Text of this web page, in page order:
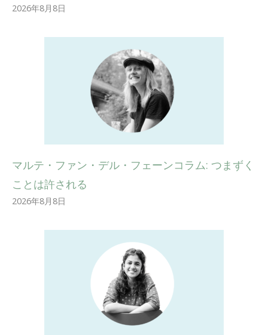
2026年8月8日
マルテ・ファン・デル・フェーンコラム: つまずく
ことは許される
2026年8月8日